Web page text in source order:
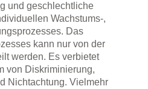
und geschlechtliche
Wachstums-,
Das
kann nur von der
werden. Es verbietet
von Diskriminierung,
Nichtachtung. Vielmehr